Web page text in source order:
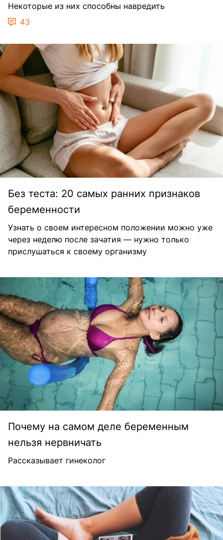
Некоторые из них способны навредить
43
Без теста: 20 самых ранних признаков
беременности
Узнать о своем интересном положении можно уже
через неделю после зачатия — нужно только
прислушаться к своему организму
Почему на самом деле беременным
нельзя нервничать
Рассказывает гинеколог